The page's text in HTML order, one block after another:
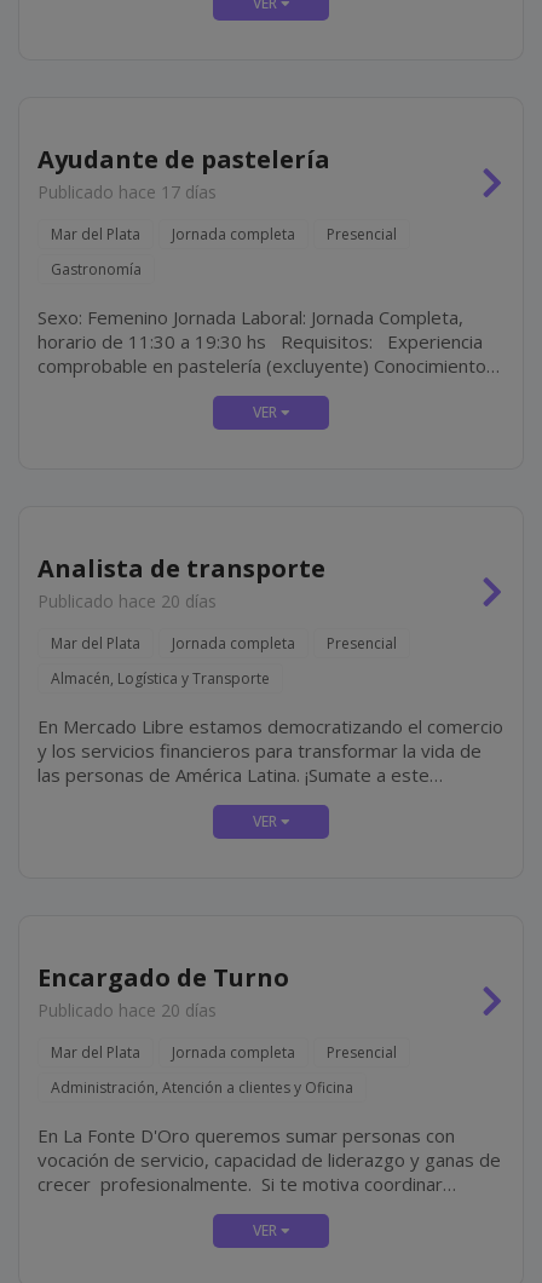
Ayudante de pastelería
Publicado hace 17 días
Mar del Plata Jornada completa
Presencial
Gastronomía
Sexo: Femenino Jornada Laboral: Jornada Completa,
horario de 11:30 a 19:30 hs Requisitos: Experiencia
comprobable en pastelería (excluyente) Conocimientos
en pastelería moderna y técnicas de decoración
Analista de transporte
Publicado hace 20 días
Mar del Plata Jornada completa
Presencial
Almacén, Logística y Transporte
En Mercado Libre estamos democratizando el comercio
y los servicios financieros para transformar la vida de
las personas de América Latina. ¡Sumate a este
inventario de quienes venden en nuestra...
Encargado de Turno
Publicado hace 20 días
Mar del Plata Jornada completa
Presencial
Administración, Atención a clientes y Oficina
En La Fonte D'Oro queremos sumar personas con
vocación de servicio, capacidad de liderazgo y ganas de
crecer profesionalmente. Si te motiva coordinar
equipos, asegurar una excelente experiencia para
nuestros clientes y liderar la operación diaria de una